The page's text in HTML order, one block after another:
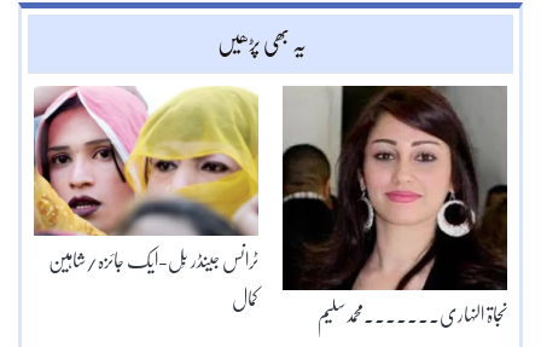
یہ بھی پڑھیں
ٹرانس جینڈر بِل-ایک جائزہ/شاہین
کمال
نجاۃ النہاری۔۔۔۔۔۔۔محمدسلیم